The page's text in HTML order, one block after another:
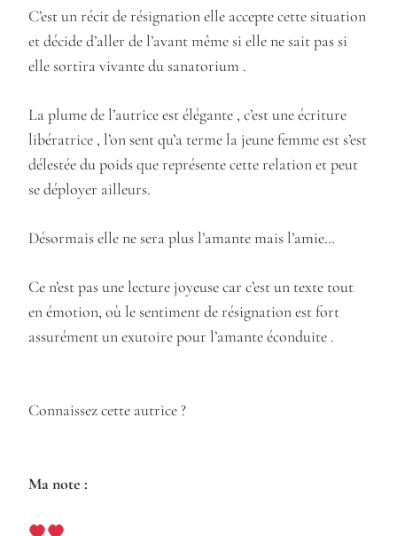
C’est un récit de résignation elle accepte cette situation
et décide d’aller de l’avant même si elle ne sait pas si
elle sortira vivante du sanatorium .
La plume de l’autrice est élégante , c’est une écriture
libératrice , l’on sent qu’a terme la jeune femme est s’est
délestée du poids que représente cette relation et peut
se déployer ailleurs.
Désormais elle ne sera plus l’amante mais l’amie…
Ce n’est pas une lecture joyeuse car c’est un texte tout
en émotion, où le sentiment de résignation est fort
assurément un exutoire pour l’amante éconduite .
Connaissez cette autrice ?
Ma note :